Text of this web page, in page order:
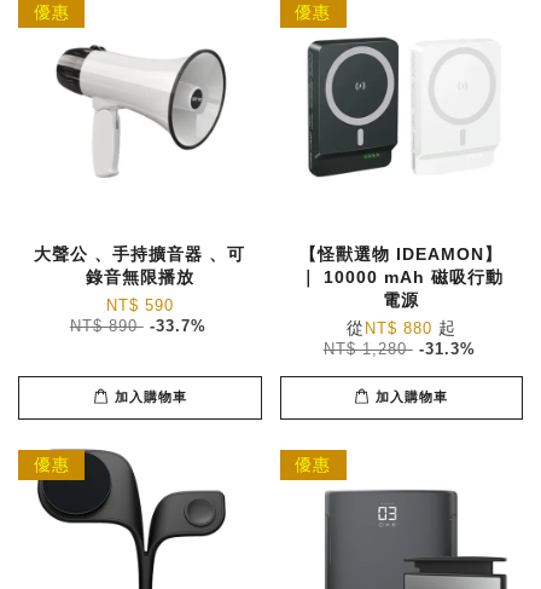
優惠
大聲公 、手持擴音器 、可
錄音無限播放
NT$ 590
NT$ 890 -33.7%
加入購物車
優惠
【怪獸選物 IDEAMON】
｜ 10000 mAh 磁吸行動
電源
從 NT$ 880 起
NT$ 1,280 -31.3%
加入購物車
優惠 優惠